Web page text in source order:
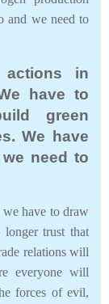
and we need to
in
have to
green
We have
need to
we have to draw
longer trust that
relations will
everyone will
forces of evil,